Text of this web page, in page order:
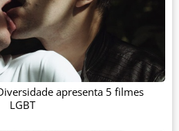
apresenta 5 filmes
LGBT